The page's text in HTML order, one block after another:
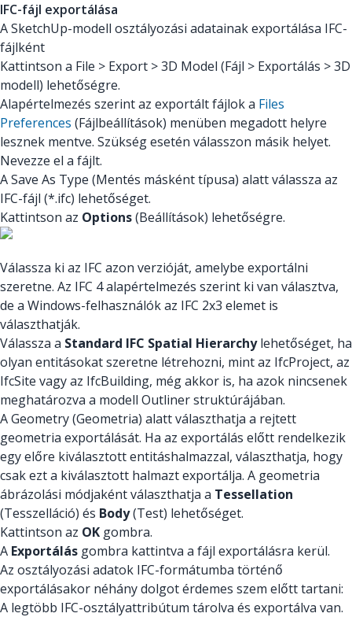
IFC-fájl exportálása
A SketchUp-modell osztályozási adatainak exportálása IFC-
fájlként
Kattintson a File > Export > 3D Model (Fájl > Exportálás > 3D
modell) lehetőségre.
Alapértelmezés szerint az exportált fájlok a Files
Preferences (Fájlbeállítások) menüben megadott helyre
lesznek mentve. Szükség esetén válasszon másik helyet.
Nevezze el a fájlt.
A Save As Type (Mentés másként típusa) alatt válassza az
IFC-fájl (*.ifc) lehetőséget.
Kattintson az Options(Beállítások) lehetőségre.
Válassza ki az IFC azon verzióját, amelybe exportálni
szeretne. Az IFC 4 alapértelmezés szerint ki van választva,
de a Windows-felhasználók az IFC 2x3 elemet is
választhatják.
Válassza a Standard IFC Spatial Hierarchylehetőséget, ha
olyan entitásokat szeretne létrehozni, mint az IfcProject, az
IfcSite vagy az IfcBuilding, még akkor is, ha azok nincsenek
meghatározva a modell Outliner struktúrájában.
A Geometry (Geometria) alatt választhatja a rejtett
geometria exportálását. Ha az exportálás előtt rendelkezik
egy előre kiválasztott entitáshalmazzal, választhatja, hogy
csak ezt a kiválasztott halmazt exportálja. A geometria
ábrázolási módjaként választhatja a Tessellation
(Tesszelláció) és Body(Test) lehetőséget.
Kattintson az OK gombra.
A Exportálás gombra kattintva a fájl exportálásra kerül.
Az osztályozási adatok IFC-formátumba történő
exportálásakor néhány dolgot érdemes szem előtt tartani:
A legtöbb IFC-osztályattribútum tárolva és exportálva van.